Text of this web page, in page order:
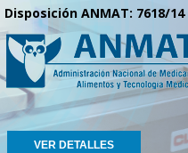
Disposición ANMAT: 7618/14
VER DETALLES